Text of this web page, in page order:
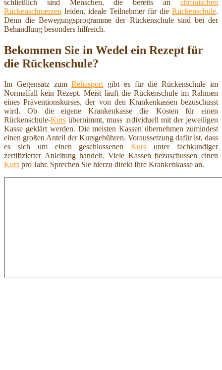
schließlich sind Menschen, die bereits an chronischen
Rückenschmerzen leiden, ideale Teilnehmer für die Rückenschule.
Denn die Bewegungsprogramme der Rückenschule sind bei der
Behandlung besonders hilfreich.
Bekommen Sie in Wedel ein Rezept für
die Rückenschule?
Im Gegensatz zumRehasportgibt es für die Rückenschule im
Normalfall kein Rezept. Meist läuft die Rückenschule im Rahmen
eines Präventionskurses, der von den Krankenkassen bezuschusst
wird. Ob die eigene Krankenkasse die Kosten für einen
Rückenschule-Kurs übernimmt, muss individuell mit der jeweiligen
Kasse geklärt werden. Die meisten Kassen übernehmen zumindest
einen großen Anteil der Kursgebühren. Voraussetzung dafür ist, dass
es sich um einen geschlossenenKurs unter fachkundiger
zertifizierter Anleitung handelt. Viele Kassen bezuschussen einen
Kurs pro Jahr. Sprechen Sie hierzu direkt Ihre Krankenkasse an.